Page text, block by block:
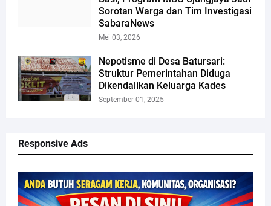
Sorotan Warga dan Tim Investigasi
SabaraNews
Mei 03, 2026
Nepotisme di Desa Batursari:
Struktur Pemerintahan Diduga
Dikendalikan Keluarga Kades
September 01, 2025
Responsive Ads